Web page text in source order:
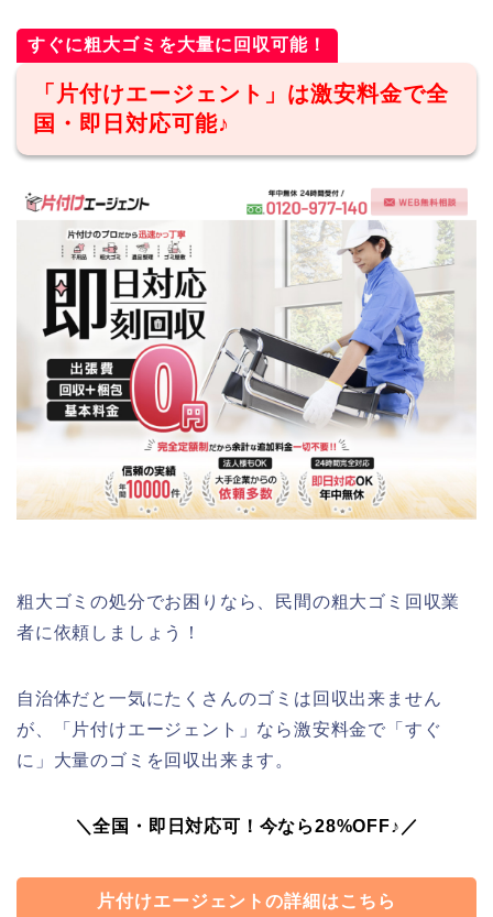
すぐに粗大ゴミを大量に回収可能！
「片付けエージェント」は激安料金で全
国・即日対応可能♪
粗大ゴミの処分でお困りなら、民間の粗大ゴミ回収業
者に依頼しましょう！
自治体だと一気にたくさんのゴミは回収出来ません
が、「片付けエージェント」なら激安料金で「すぐ
に」大量のゴミを回収出来ます。
＼全国・即日対応可！今なら28%OFF♪／
片付けエージェントの詳細はこちら